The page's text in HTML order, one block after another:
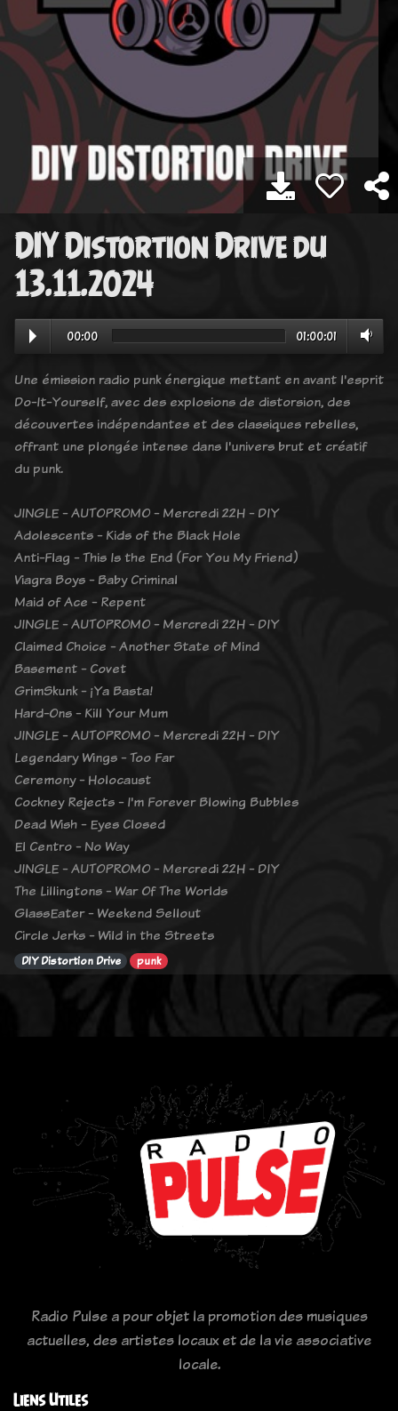
DIY Distortion Drive du
13.11.2024
00:00 01:00:01
Une émission radio punk énergique mettant en avant l'esprit
Do-It-Yourself, avec des explosions de distorsion, des
découvertes indépendantes et des classiques rebelles,
offrant une plongée intense dans l'univers brut et créatif
du punk.
JINGLE - AUTOPROMO - Mercredi 22H - DIY
Adolescents - Kids of the Black Hole
Anti-Flag - This Is the End (For You My Friend)
Viagra Boys - Baby Criminal
Maid of Ace - Repent
JINGLE - AUTOPROMO - Mercredi 22H - DIY
Claimed Choice - Another State of Mind
Basement - Covet
GrimSkunk - ¡Ya Basta!
Hard-Ons - Kill Your Mum
JINGLE - AUTOPROMO - Mercredi 22H - DIY
Legendary Wings - Too Far
Ceremony - Holocaust
Cockney Rejects - I'm Forever Blowing Bubbles
Dead Wish - Eyes Closed
El Centro - No Way
JINGLE - AUTOPROMO - Mercredi 22H - DIY
The Lillingtons - War Of The Worlds
GlassEater - Weekend Sellout
Circle Jerks - Wild in the Streets
DIY Distortion Drive punk
Radio Pulse a pour objet la promotion des musiques
actuelles, des artistes locaux et de la vie associative
locale.
Liens Utiles